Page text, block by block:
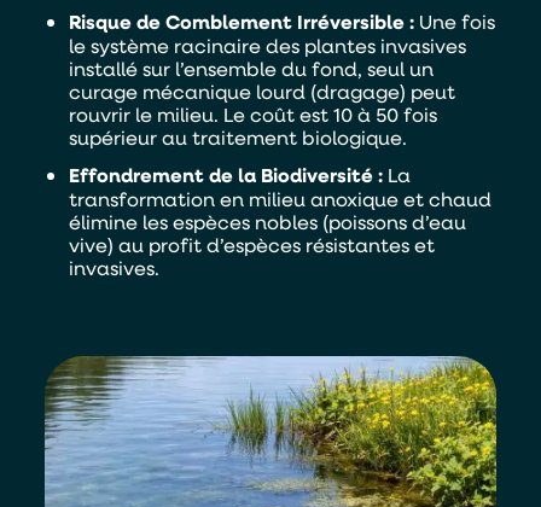
En soumettant ce formulaire, j'accepte que les
informations saisies soient exploitées par TASO
dans le cadre de ma demande de devis.
ENVOYER
Risque de Comblement Irréversible : Une fois
le système racinaire des plantes invasives
installé sur l’ensemble du fond, seul un
curage mécanique lourd (dragage) peut
rouvrir le milieu. Le coût est 10 à 50 fois
supérieur au traitement biologique.
Effondrement de la Biodiversité : La
transformation en milieu anoxique et chaud
élimine les espèces nobles (poissons d’eau
vive) au profit d’espèces résistantes et
invasives.